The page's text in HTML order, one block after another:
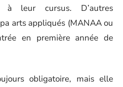
à leur cursus. D’autres
arts appliqués (MANAA ou
en première année de
obligatoire, mais elle